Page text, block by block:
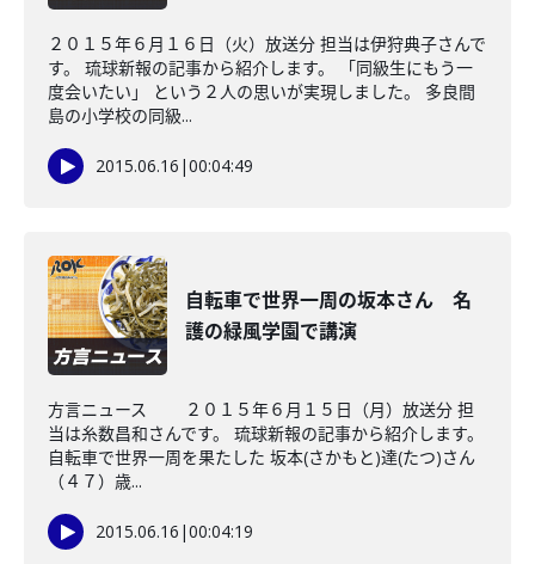
２０１５年６月１６日（火）放送分 担当は伊狩典子さんで
す。 琉球新報の記事から紹介します。 「同級生にもう一
度会いたい」 という２人の思いが実現しました。 多良間
島の小学校の同級...
2015.06.16 |00:04:49
自転車で世界一周の坂本さん 名
護の緑風学園で講演
方言ニュース ２０１５年６月１５日（月）放送分 担
当は糸数昌和さんです。 琉球新報の記事から紹介します。
自転車で世界一周を果たした 坂本(さかもと)達(たつ)さん
（４７）歳...
2015.06.16 |00:04:19